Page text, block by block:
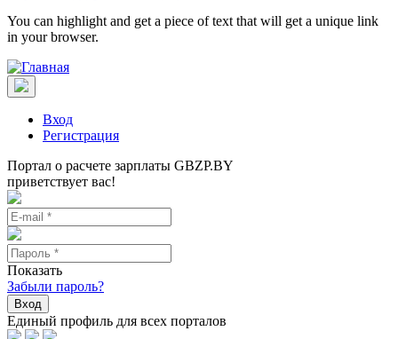
You can highlight and get a piece of text that will get a unique link
in your browser.
Вход
Регистрация
Портал о расчете зарплаты GBZP.BY
приветствует вас!
Показать
Забыли пароль?
Вход
Единый профиль для всех порталов